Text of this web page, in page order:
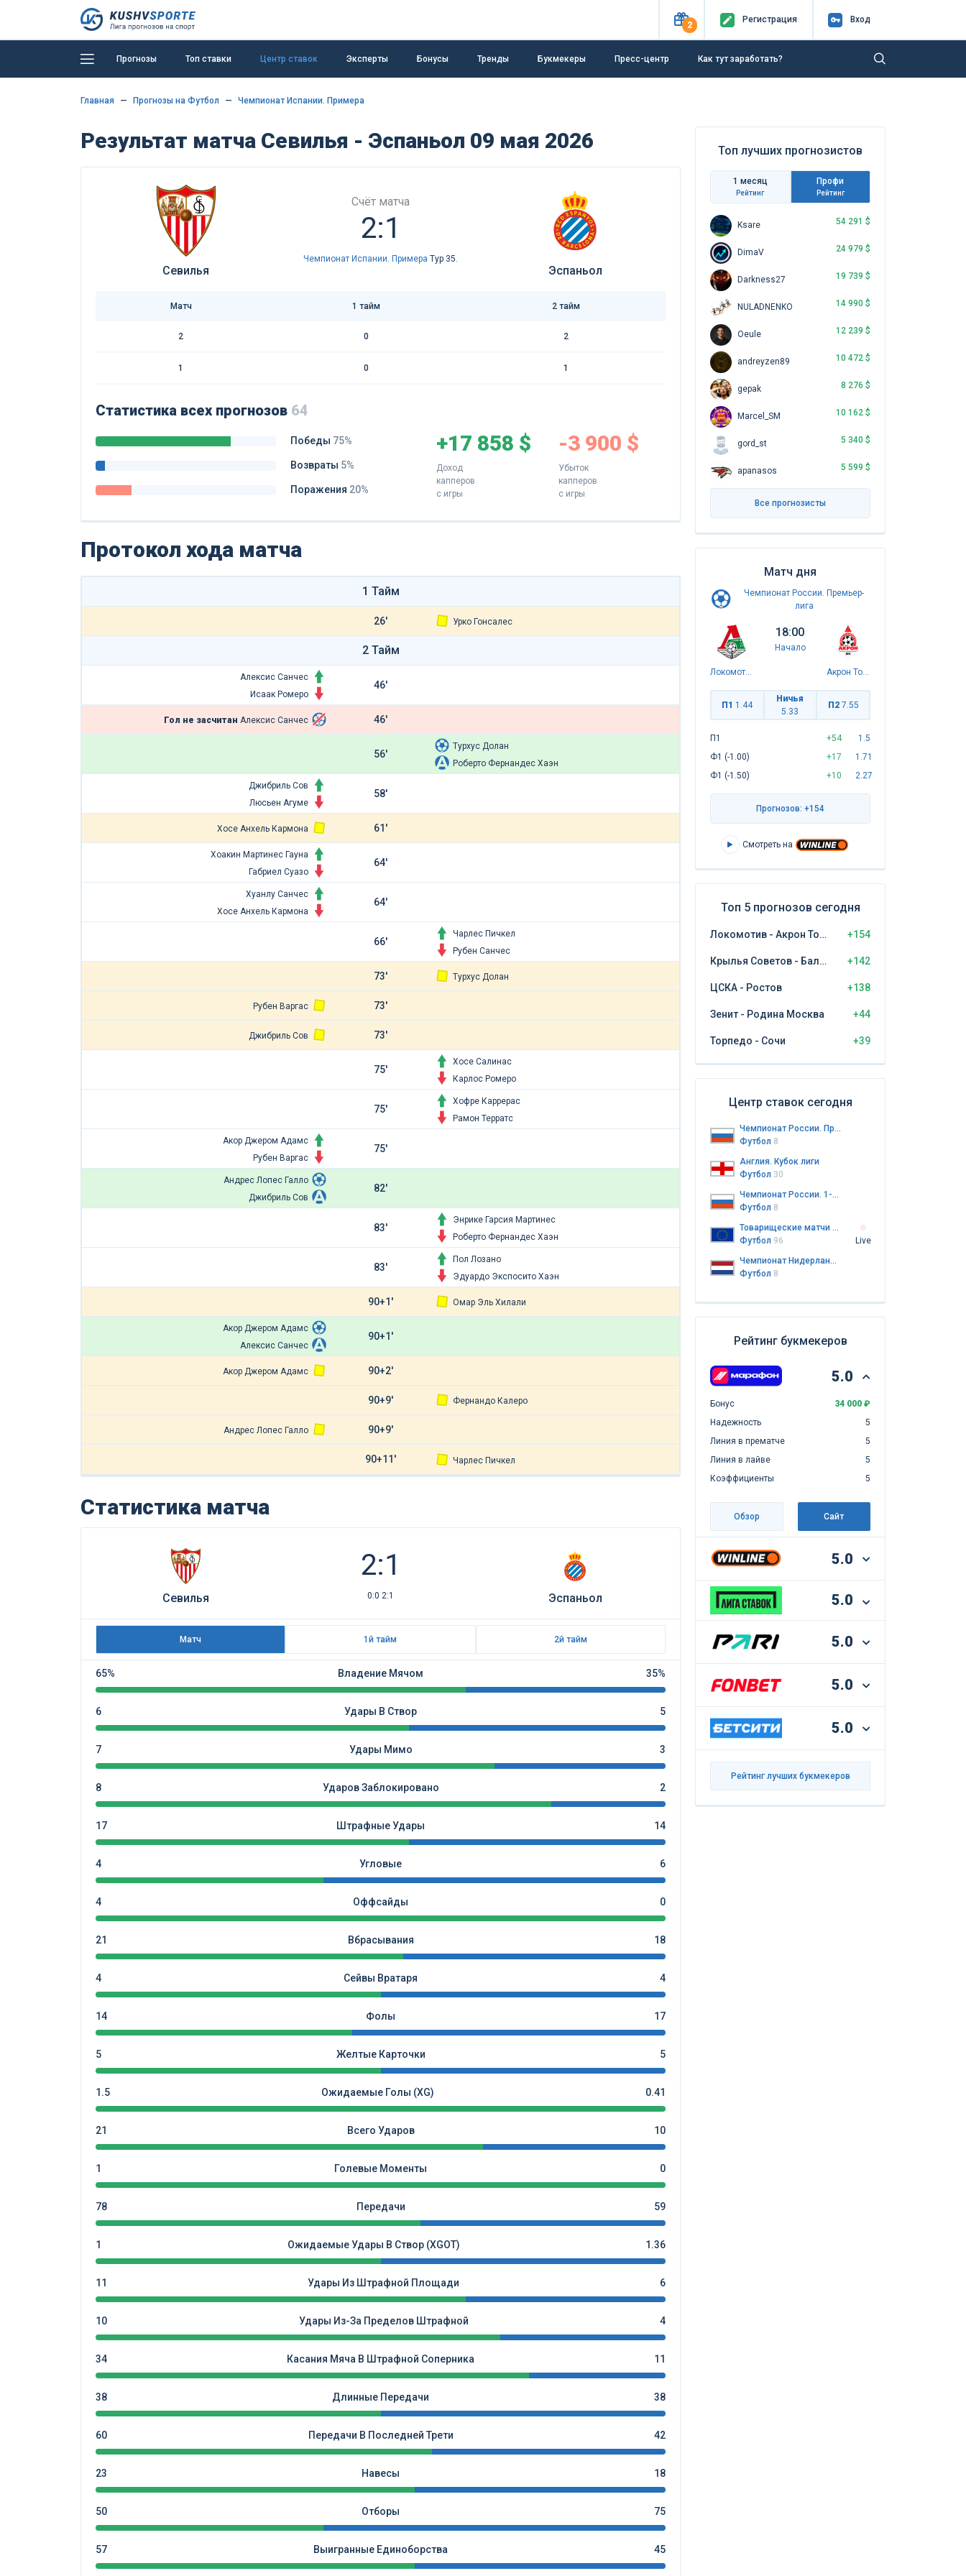
2
Регистрация Вход
Прогнозы Топ ставки Центр ставок Эксперты Бонусы Тренды Букмекеры Пресс-центр Как тут заработать?
Главная Прогнозы на Футбол Чемпионат Испании. Примера
Результат матча Севилья - Эспаньол 09 мая 2026
Севилья
Счёт матча
2:1
Чемпионат Испании. Примера Тур 35.
Эспаньол
Матч 1 тайм 2 тайм
2 0 2
1 0 1
Статистика всех прогнозов 64
Победы 75%
Возвраты 5%
Поражения 20%
+17 858 $
Доход
капперов
с игры
-3 900 $
Убыток
капперов
с игры
Протокол хода матча
1 Тайм
26' Урко Гонсалес
2 Тайм
Алексис Санчес
Исаак Ромеро
46'
Гол не засчитан Алексис Санчес 46'
56'
Турхус Долан
Роберто Фернандес Хаэн
Джибриль Сов
Люсьен Агуме
58'
Хосе Анхель Кармона 61'
Хоакин Мартинес Гауна
Габриел Суазо
64'
Хуанлу Санчес
Хосе Анхель Кармона
64'
66'
Чарлес Пичкел
Рубен Санчес
73' Турхус Долан
Рубен Варгас 73'
Джибриль Сов 73'
75'
Хосе Салинас
Карлос Ромеро
75'
Хофре Каррерас
Рамон Терратс
Акор Джером Адамс
Рубен Варгас
75'
Андрес Лопес Галло
Джибриль Сов
82'
83'
Энрике Гарсия Мартинес
Роберто Фернандес Хаэн
83'
Пол Лозано
Эдуардо Экспосито Хаэн
90+1' Омар Эль Хилали
Акор Джером Адамс
Алексис Санчес
90+1'
Акор Джером Адамс 90+2'
90+9' Фернандо Калеро
Андрес Лопес Галло 90+9'
90+11' Чарлес Пичкел
Статистика матча
Севилья
2:1
0:0 2:1 Эспаньол
Матч 1й тайм 2й тайм
65% Владение Мячом 35%
6 Удары В Створ 5
7 Удары Мимо 3
8 Ударов Заблокировано 2
17 Штрафные Удары 14
4 Угловые 6
4 Оффсайды 0
21 Вбрасывания 18
4 Сейвы Вратаря 4
14 Фолы 17
5 Желтые Карточки 5
1.5 Ожидаемые Голы (xG) 0.41
21 Всего Ударов 10
1 Голевые Моменты 0
78 Передачи 59
1 Ожидаемые Удары В Створ (xGOT) 1.36
11 Удары Из Штрафной Площади 6
10 Удары Из-За Пределов Штрафной 4
34 Касания Мяча В Штрафной Соперника 11
38 Длинные Передачи 38
60 Передачи В Последней Трети 42
23 Навесы 18
50 Отборы 75
57 Выигранные Единоборства 45
Топ лучших прогнозистов
1 месяц
Рейтинг
Профи
Рейтинг
Ksare 54 291 $
DimaV 24 979 $
Darkness27 19 739 $
NULADNENKO 14 990 $
Oeule 12 239 $
andreyzen89 10 472 $
gepak 8 276 $
Marcel_SM 10 162 $
gord_st 5 340 $
apanasos 5 599 $
Все прогнозисты
Матч дня
Чемпионат России. Премьер-
лига
Локомотив
18:00
Начало
Акрон Тольятти
П1 1.44
Ничья
5.33
П2 7.55
П1 +54
1.5
Ф1 (-1.00)
+17
1.71
Ф1 (-1.50)
+10 2.27
Прогнозов: +154
Смотреть на
Топ 5 прогнозов сегодня
Локомотив - Акрон Тольятти +154
Крылья Советов - Балтика Калининград +142
ЦСКА - Ростов +138
Зенит - Родина Москва +44
Торпедо - Сочи +39
Центр ставок сегодня
Чемпионат России. Премьер-лига
Футбол 8
Англия. Кубок лиги
Футбол 30
Чемпионат России. 1-я лига
Футбол 8
Товарищеские матчи клубов
Футбол 96
Live
Чемпионат Нидерландов. Эредивизи
Футбол 8
Рейтинг букмекеров
5.0
Бонус
34 000 ₽
Надежность
5
Линия в прематче
5
Линия в лайве
5
Коэффициенты
5
Обзор Сайт
5.0
5.0
5.0
5.0
5.0
Рейтинг лучших букмекеров